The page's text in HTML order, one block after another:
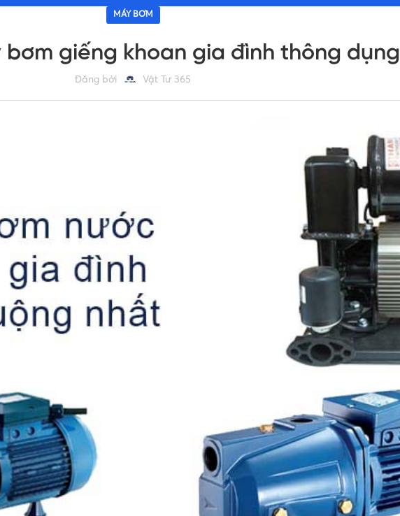
MÁY BƠM
bơm giếng khoan gia đình thông dụng
Đăng bởi Vật Tư 365